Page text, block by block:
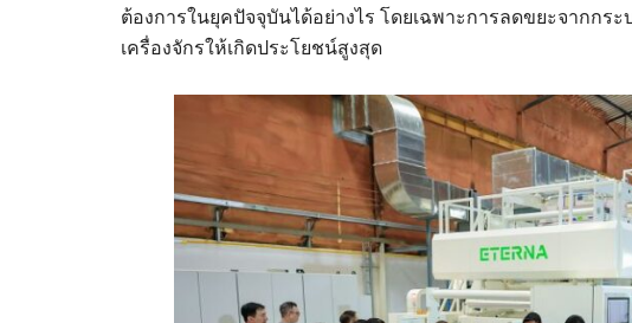
ต้องการในยุคปัจจุบันได้อย่างไร โดยเฉพาะการลดขยะจากกร
เครื่องจักรให้เกิดประโยชน์สูงสุด